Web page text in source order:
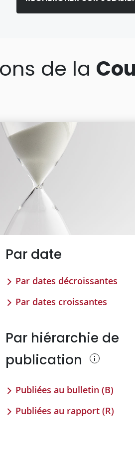
de la
Par date
Par dates décroissantes
Par dates croissantes
Par hiérarchie de
publication
Publiées au bulletin (B)
Publiées au rapport (R)